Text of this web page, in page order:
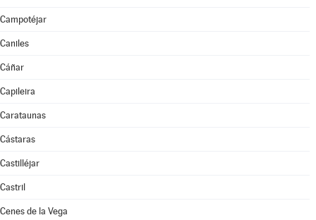
Campotéjar
Caniles
Cáñar
Capileira
Carataunas
Cástaras
Castilléjar
Castril
Cenes de la Vega